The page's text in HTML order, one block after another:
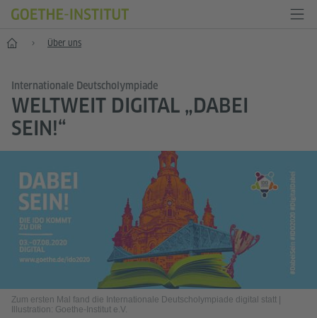
Start Über uns
Internationale Deutscholympiade
WELTWEIT DIGITAL „DABEI
SEIN!“
Zum ersten Mal fand die Internationale Deutscholympiade digital statt
Illustration: Goethe-Institut e.V.